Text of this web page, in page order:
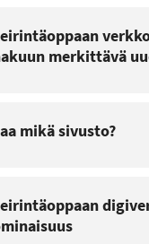
merkittävä
mikä sivusto?